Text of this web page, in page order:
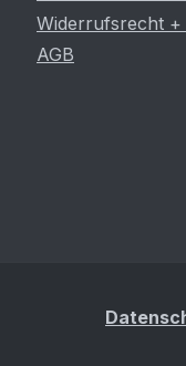
Widerrufsrecht
AGB